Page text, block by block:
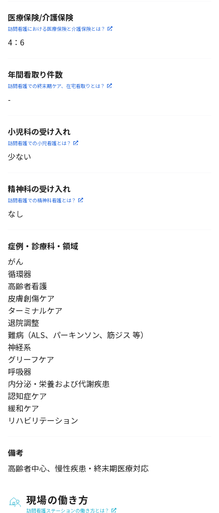
医療保険/介護保険
訪問看護における医療保険と介護保険とは？
4 ： 6
年間看取り件数
訪問看護での終末期ケア、 在宅看取りとは？
-
小児科の受け入れ
訪問看護での小児看護とは？
少ない
精神科の受け入れ
訪問看護での精神科看護とは？
なし
症例・診療科・ 領域
がん
循環器
高齢者看護
皮膚創傷ケア
ターミナルケア
退院調整
難病（ALS、パーキンソン、筋ジス 等）
神経系
グリーフケア
呼吸器
内分泌・栄養および代謝疾患
認知症ケア
緩和ケア
リハビリテーション
備考
高齢者中心、慢性疾患・終末期医療対応
現場の働き方
訪問看護ステーションの働き方とは？